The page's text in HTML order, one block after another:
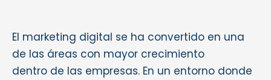
El marketing digital se ha convertido en una
de las áreas con mayor crecimiento
dentro de las empresas. En un entorno donde